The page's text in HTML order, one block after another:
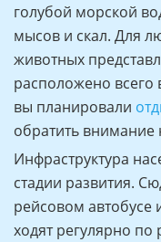
голубой морской
мысов и скал. Для
животных
расположено всего
вы планировали
обратить внимание
Инфраструктура
стадии развития.
рейсовом автобусе
ходят регулярно по